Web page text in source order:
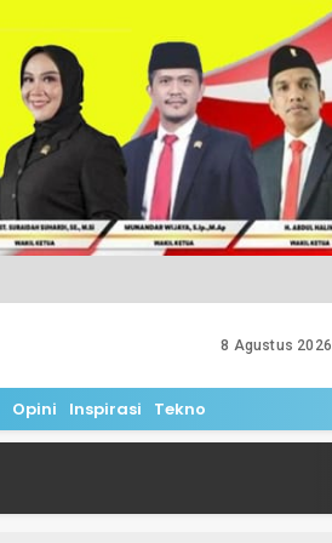
8 Agustus 2026
Opini Inspirasi Tekno